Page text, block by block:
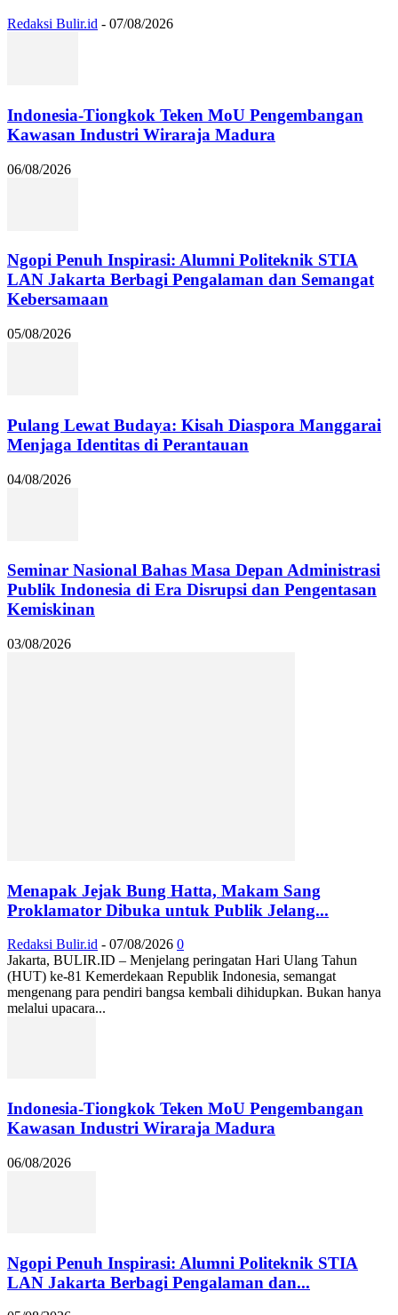
Redaksi Bulir.id - 07/08/2026
Indonesia-Tiongkok Teken MoU Pengembangan
Kawasan Industri Wiraraja Madura
06/08/2026
Ngopi Penuh Inspirasi: Alumni Politeknik STIA
LAN Jakarta Berbagi Pengalaman dan Semangat
Kebersamaan
05/08/2026
Pulang Lewat Budaya: Kisah Diaspora Manggarai
Menjaga Identitas di Perantauan
04/08/2026
Seminar Nasional Bahas Masa Depan Administrasi
Publik Indonesia di Era Disrupsi dan Pengentasan
Kemiskinan
03/08/2026
Menapak Jejak Bung Hatta, Makam Sang
Proklamator Dibuka untuk Publik Jelang...
Redaksi Bulir.id - 07/08/2026 0
Jakarta, BULIR.ID – Menjelang peringatan Hari Ulang Tahun
(HUT) ke-81 Kemerdekaan Republik Indonesia, semangat
mengenang para pendiri bangsa kembali dihidupkan. Bukan hanya
melalui upacara...
Indonesia-Tiongkok Teken MoU Pengembangan
Kawasan Industri Wiraraja Madura
06/08/2026
Ngopi Penuh Inspirasi: Alumni Politeknik STIA
LAN Jakarta Berbagi Pengalaman dan...